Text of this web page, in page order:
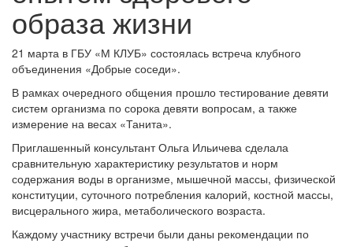
образа жизни
21 марта в ГБУ «М КЛУБ» состоялась встреча клубного
объединения «Добрые соседи».
В рамках очередного общения прошло тестирование девяти
систем организма по сорока девяти вопросам, а также
измерение на весах «Танита».
Приглашенный консультант Ольга Ильичева сделала
сравнительную характеристику результатов и норм
содержания воды в организме, мышечной массы, физической
конституции, суточного потребления калорий, костной массы,
висцерального жира, метаболического возраста.
Каждому участнику встречи были даны рекомендации по